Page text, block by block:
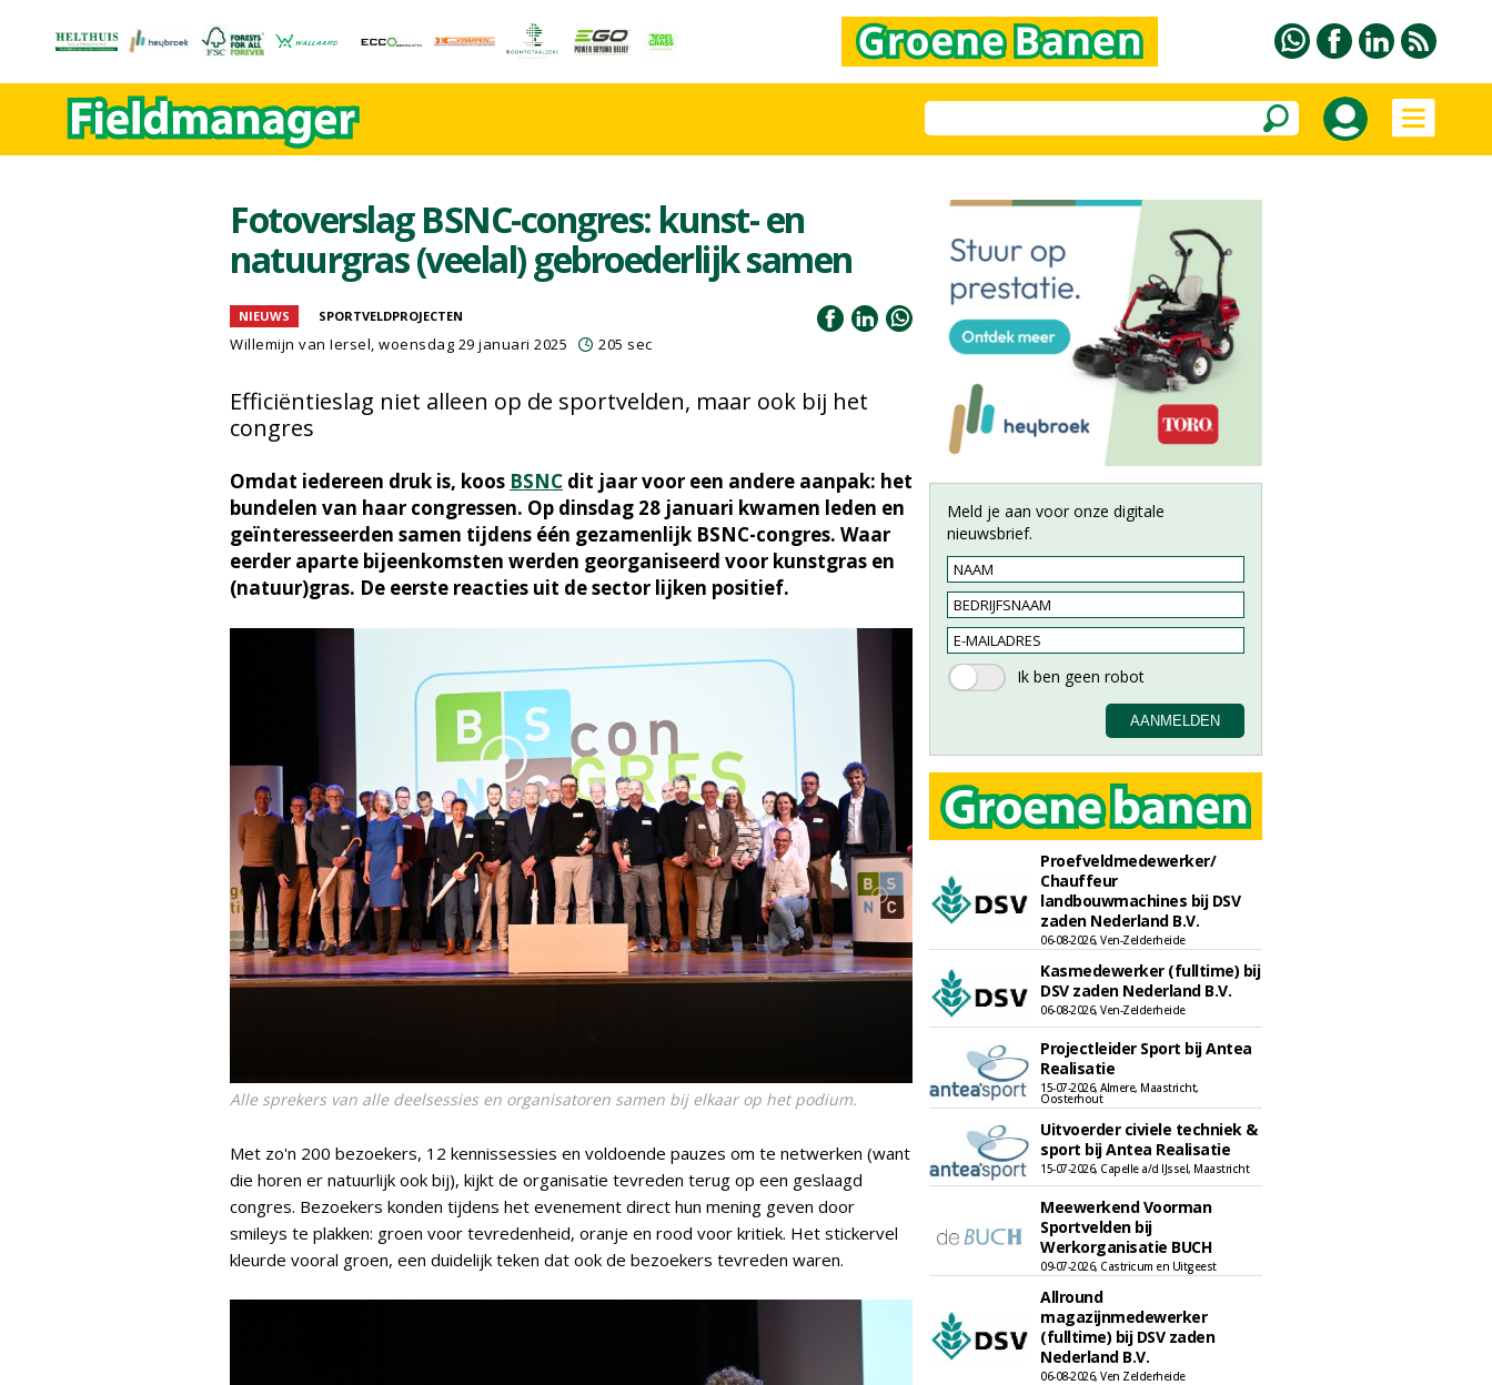
Fotoverslag BSNC-congres: kunst- en
natuurgras (veelal) gebroederlijk samen
NIEUWS SPORTVELDPROJECTEN
Willemijn van Iersel, woensdag 29 januari 2025 205 sec
Efficiëntieslag niet alleen op de sportvelden, maar ook bij het
congres
Omdat iedereen druk is, koos BSNC dit jaar voor een andere aanpak: het
bundelen van haar congressen. Op dinsdag 28 januari kwamen leden en
geïnteresseerden samen tijdens één gezamenlijk BSNC-congres. Waar
eerder aparte bijeenkomsten werden georganiseerd voor kunstgras en
(natuur)gras. De eerste reacties uit de sector lijken positief.
Alle sprekers van alle deelsessies en organisatoren samen bij elkaar op het podium.
Met zo'n 200 bezoekers, 12 kennissessies en voldoende pauzes om te netwerken (want
die horen er natuurlijk ook bij), kijkt de organisatie tevreden terug op een geslaagd
congres. Bezoekers konden tijdens het evenement direct hun mening geven door
smileys te plakken: groen voor tevredenheid, oranje en rood voor kritiek. Het stickervel
kleurde vooral groen, een duidelijk teken dat ook de bezoekers tevreden waren.
Meld je aan voor onze digitale
nieuwsbrief.
Proefveldmedewerker/
Chauffeur
landbouwmachines bij DSV
zaden Nederland B.V.
06-08-2026, Ven-Zelderheide
Kasmedewerker (fulltime) bij
DSV zaden Nederland B.V.
06-08-2026, Ven-Zelderheide
Projectleider Sport bij Antea
Realisatie
15-07-2026, Almere, Maastricht,
Oosterhout
Uitvoerder civiele techniek &
sport bij Antea Realisatie
15-07-2026, Capelle a/d IJssel, Maastricht
Meewerkend Voorman
Sportvelden bij
Werkorganisatie BUCH
09-07-2026, Castricum en Uitgeest
Allround
magazijnmedewerker
(fulltime) bij DSV zaden
Nederland B.V.
06-08-2026, Ven Zelderheide